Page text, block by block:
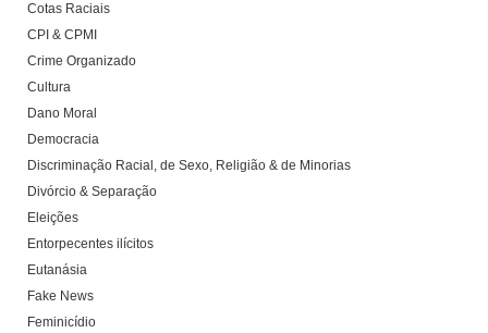
Cotas Raciais
CPI & CPMI
Crime Organizado
Cultura
Dano Moral
Democracia
Discriminação Racial, de Sexo, Religião & de Minorias
Divórcio & Separação
Eleições
Entorpecentes ilícitos
Eutanásia
Fake News
Feminicídio